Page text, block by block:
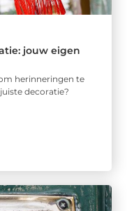
jouw eigen
herinneringen te
decoratie?